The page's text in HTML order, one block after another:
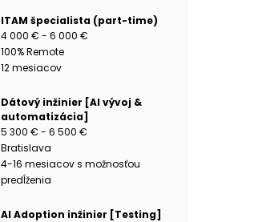
ITAM špecialista (part-time)
4 000 € - 6 000 €
100% Remote
12 mesiacov
Dátový inžinier [AI vývoj &
automatizácia]
5 300 € - 6 500 €
Bratislava
4-16 mesiacov s možnosťou
predĺženia
AI Adoption inžinier [Testing]